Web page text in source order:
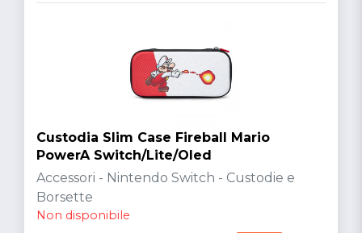
Custodia Slim Case Fireball Mario
PowerA Switch/Lite/Oled
Accessori - Nintendo Switch - Custodie e
Borsette
Non disponibile